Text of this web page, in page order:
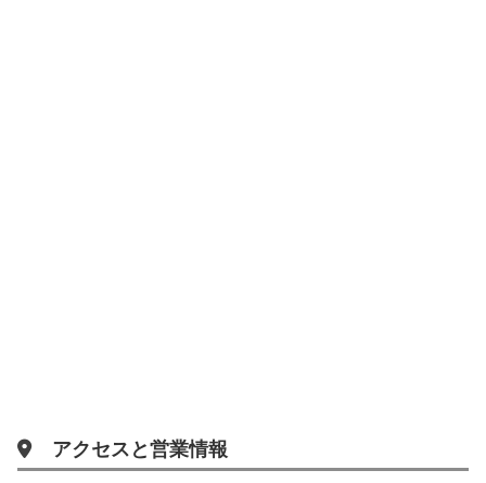
アクセスと営業情報